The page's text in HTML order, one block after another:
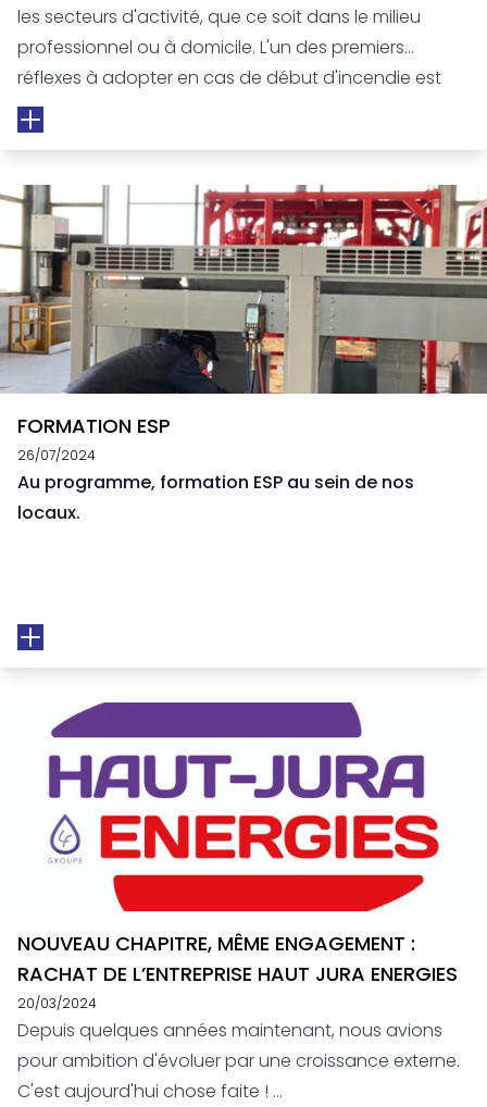
les secteurs d'activité, que ce soit dans le milieu
professionnel ou à domicile. L'un des premiers
réflexes à adopter en cas de début d'incendie est
l'utilisation d'un extincteur. Mais savez-vous vraiment
comment l'utiliser efficacement ? C’est là
extincteurs. Cette formation est essentielle pour
garantir la sécurité de tous, prévenir les risques et
agir de manière rapide et efficace en cas d'incendie.
Chez LF Génie Climatique nous mettons à jour nos
connaissances tous les 2 ans.
FORMATION ESP
26/07/2024
Au programme, formation ESP au sein de nos
locaux.
NOUVEAU CHAPITRE, MÊME ENGAGEMENT :
RACHAT DE L’ENTREPRISE HAUT JURA ENERGIES
20/03/2024
Depuis quelques années maintenant, nous avions
pour ambition d'évoluer par une croissance externe.
C'est aujourd'hui chose faite !